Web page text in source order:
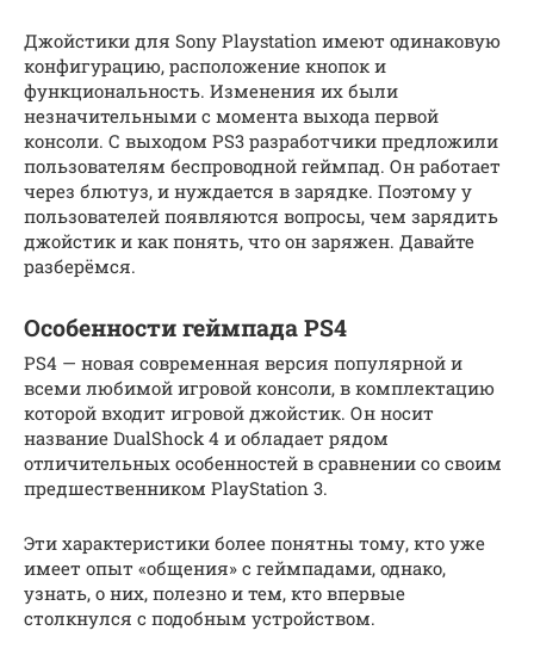
Джойстики для Sony Playstation имеют одинаковую
конфигурацию, расположение кнопок и
функциональность. Изменения их были
незначительными с момента выхода первой
консоли. С выходом PS3 разработчики предложили
пользователям беспроводной геймпад. Он работает
через блютуз, и нуждается в зарядке. Поэтому у
пользователей появляются вопросы, чем зарядить
джойстик и как понять, что он заряжен. Давайте
разберёмся.
Особенности геймпада PS4
PS4 — новая современная версия популярной и
всеми любимой игровой консоли, в комплектацию
которой входит игровой джойстик. Он носит
название DualShock 4 и обладает рядом
отличительных особенностей в сравнении со своим
предшественником PlayStation 3.
Эти характеристики более понятны тому, кто уже
имеет опыт «общения» с геймпадами, однако,
узнать, о них, полезно и тем, кто впервые
столкнулся с подобным устройством.